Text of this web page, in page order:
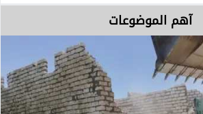
آهم الموضوعات